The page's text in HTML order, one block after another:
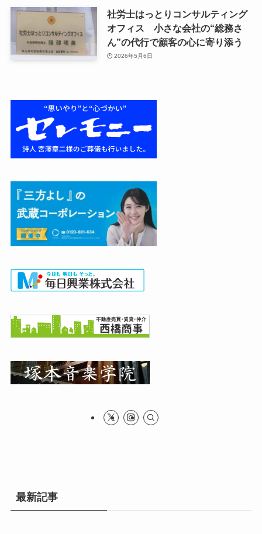
社労士はっとりコンサルティング
オフィス 小さな会社の“総務さ
ん”の代行で顧客の心に寄り添う
2026年5月6日
最新記事